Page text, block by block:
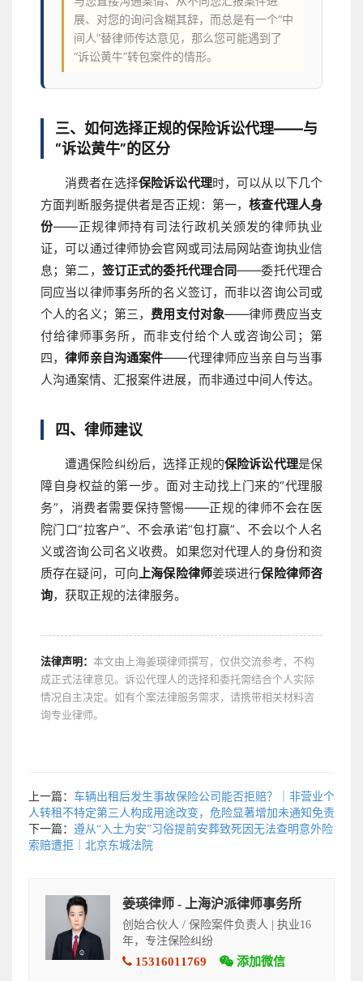
展、对您的询问含糊其辞，而总是有一个“中
间人”替律师传达意见，那么您可能遇到了
“诉讼黄牛”转包案件的情形。
三、如何选择正规的保险诉讼代理——与
“诉讼黄牛”的区分
消费者在选择保险诉讼代理时，可以从以下几个
方面判断服务提供者是否正规：第一，核查代理人身
份——正规律师持有司法行政机关颁发的律师执业
证，可以通过律师协会官网或司法局网站查询执业信
息；第二， 签订正式的委托代理合同——委托代理合
同应当以律师事务所的名义签订，而非以咨询公司或
个人的名义；第三，费用支付对象——律师费应当支
付给律师事务所，而非支付给个人或咨询公司；第
四，律师亲自沟通案件——代理律师应当亲自与当事
人沟通案情、汇报案件进展，而非通过中间人传达。
四、律师建议
遭遇保险纠纷后，选择正规的保险诉讼代理是保
障自身权益的第一步。面对主动找上门来的“代理服
务”，消费者需要保持警惕——正规的律师不会在医
院门口“拉客户”、不会承诺“包打赢”、不会以个人名
义或咨询公司名义收费。如果您对代理人的身份和资
质存在疑问，可向上海保险律师姜瑛进行保险律师咨
询，获取正规的法律服务。
法律声明： 本文由上海姜瑛律师撰写，仅供交流参考，不构
成正式法律意见。诉讼代理人的选择和委托需结合个人实际
情况自主决定。如有个案法律服务需求，请携带相关材料咨
询专业律师。
上一篇： 车辆出租后发生事故保险公司能否拒赔？｜非营业个
人转租不特定第三人构成用途改变，危险显著增加未通知免责
下一篇： 遵从“入土为安”习俗提前安葬致死因无法查明意外险
索赔遭拒｜北京东城法院
姜瑛律师 - 上海沪派律师事务所
创始合伙人 / 保险案件负责人 | 执业16
年，专注保险纠纷
15316011769 添加微信